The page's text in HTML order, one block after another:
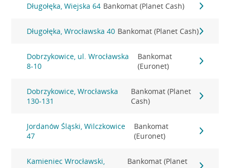
Długołęka, Wiejska 64 Bankomat (Planet Cash)
Długołęka, Wrocławska 40 Bankomat (Planet Cash)
Dobrzykowice, ul. Wrocławska
8-10
Bankomat
(Euronet)
Dobrzykowice, Wrocławska
130-131
Bankomat (Planet
Cash)
Jordanów Śląski, Wilczkowice
47
Bankomat
(Euronet)
Kamieniec Wrocławski,
Bankomat (Planet